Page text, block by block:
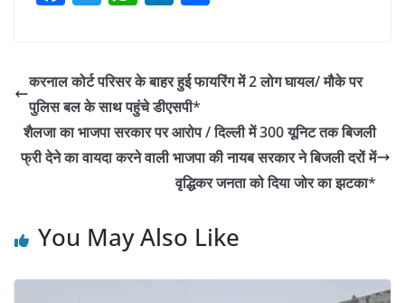
e
b
o
o
er s
A
p
p
e
dI
n
e
करनाल कोर्ट परिसर के बाहर हुई फायरिंग में 2 लोग घायल/ मौके पर
पुलिस बल के साथ पहुंचे डीएसपी*
शैलजा का भाजपा सरकार पर आरोप / दिल्ली में 300 यूनिट तक बिजली
फ्री देने का वायदा करने वाली भाजपा की नायब सरकार ने बिजली दरों में
वृद्धिकर जनता को दिया जोर का झटका*
You May Also Like